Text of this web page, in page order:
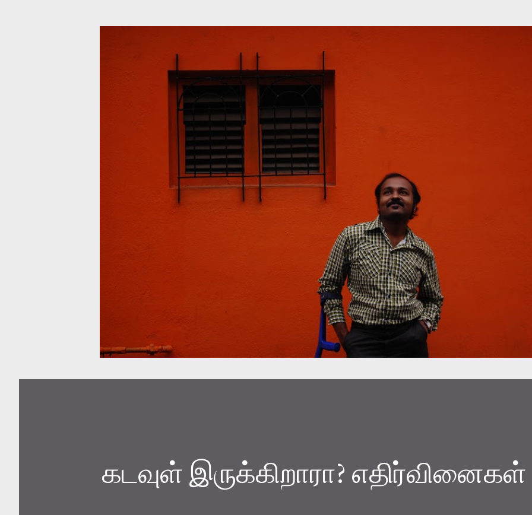
கடவுள் இருக்கிறாரா? எதிர்வினைகள்